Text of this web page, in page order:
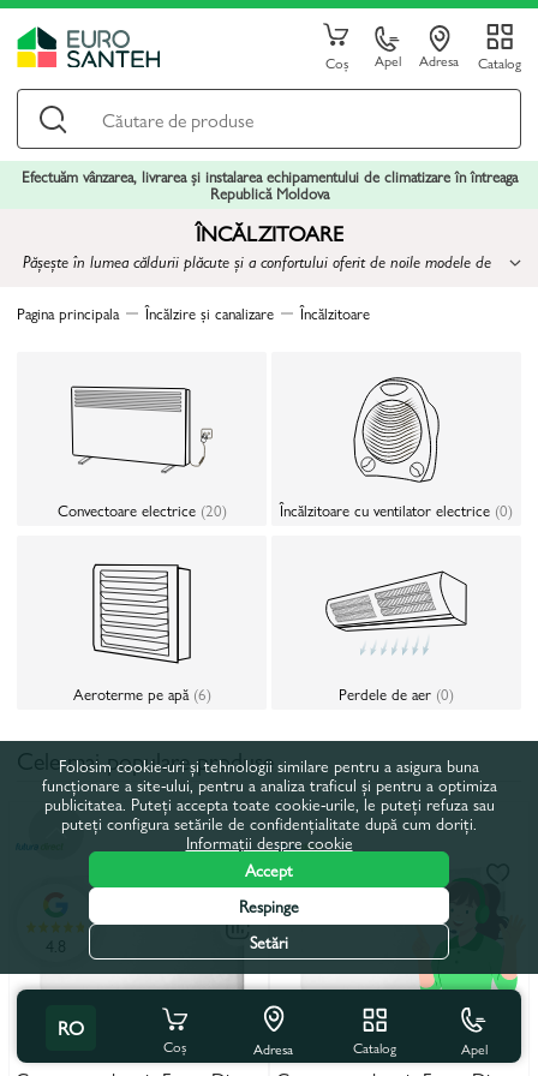
Coș Apel Adresa Catalog
Efectuăm vânzarea, livrarea și instalarea echipamentului de climatizare în întreaga
Republică Moldova
ÎNCĂLZITOARE
Pășește în lumea căldurii plăcute și a confortului oferit de noile modele de
incalzitoare
Pagina principala Încălzire și canalizare Încălzitoare
Convectoare electrice (20) Încălzitoare cu ventilator electrice (0)
Aeroterme pe apă (6) Perdele de aer (0)
Cele mai populare produse
RO
Coș Adresa Catalog Apel
4.8
Folosim cookie-uri și tehnologii similare pentru a asigura buna
funcționare a site-ului, pentru a analiza traficul și pentru a optimiza
publicitatea. Puteți accepta toate cookie-urile, le puteți refuza sau
puteți configura setările de confidențialitate după cum doriți.
Informații despre cookie
Accept
Respinge
Setări